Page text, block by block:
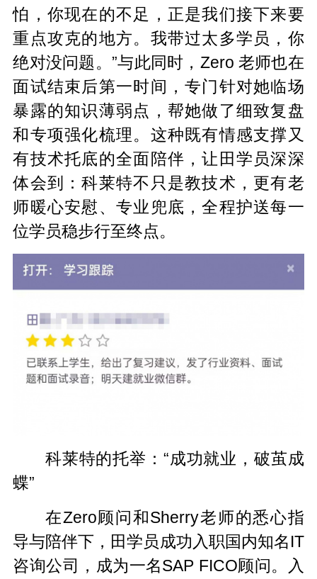
怕，你现在的不足，正是我们接下来要
重点攻克的地方。我带过太多学员，你
绝对没问题。”与此同时，Zero 老师也在
面试结束后第一时间，专门针对她临场
暴露的知识薄弱点，帮她做了细致复盘
和专项强化梳理。这种既有情感支撑又
有技术托底的全面陪伴，让田学员深深
体会到：科莱特不只是教技术，更有老
师暖心安慰、专业兜底，全程护送每一
位学员稳步行至终点。
科莱特的托举：“成功就业，破茧成
蝶”
在Zero顾问和Sherry老师的悉心指
导与陪伴下，田学员成功入职国内知名IT
咨询公司，成为一名SAP FICO顾问。入